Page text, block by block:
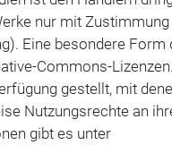
nur mit
Eine besondere Form
Commons-
gestellt, mit
Nutzungsrechte an
gibt es unter